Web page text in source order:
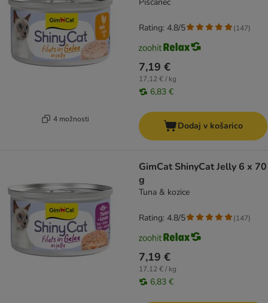
4 možnosti
7,19 €
17,12 € / kg
6,83 €
Rating: 4.8/5 (147)
Dodaj v košarico
GimCat ShinyCat Jelly 6 x 70
g
Tuna & kozice
7,19 €
17,12 € / kg
6,83 €
Rating: 4.8/5 (147)